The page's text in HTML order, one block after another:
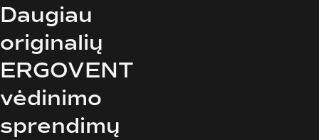
Daugiau
originalių
ERGOVENT
vėdinimo
sprendimų